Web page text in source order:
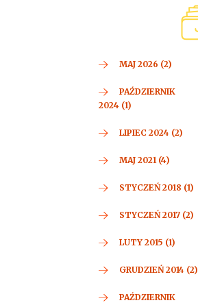
MAJ 2026 (2)
PAŹDZIERNIK
2024 (1)
LIPIEC 2024 (2)
MAJ 2021 (4)
STYCZEŃ 2018 (1)
STYCZEŃ 2017 (2)
LUTY 2015 (1)
GRUDZIEŃ 2014 (2)
PAŹDZIERNIK